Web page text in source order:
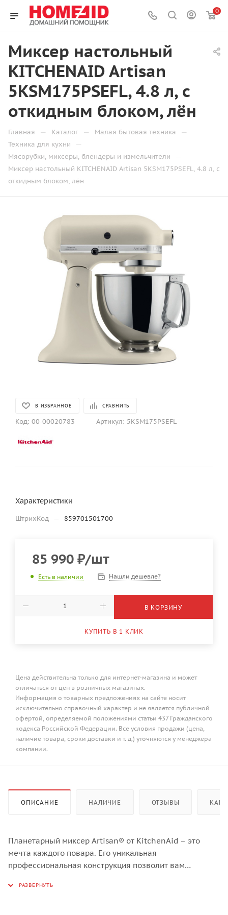
0
Миксер настольный
KITCHENAID Artisan
5KSM175PSEFL, 4.8 л, с
откидным блоком, лён
Главная — Каталог — Малая бытовая техника —
Техника для кухни —
Мясорубки, миксеры, блендеры и измельчители —
Миксер настольный KITCHENAID Artisan 5KSM175PSEFL, 4.8 л, с
откидным блоком, лён
В ИЗБРАННОЕ СРАВНИТЬ
Код: 00-00020783 Артикул: 5KSM175PSEFL
Характеристики
ШтрихКод — 859701501700
85 990 ₽/шт
Есть в наличии Нашли дешевле?
В КОРЗИНУ
КУПИТЬ В 1 КЛИК
Цена действительна только для интернет-магазина и может
отличаться от цен в розничных магазинах.
Информация о товарных предложениях на сайте носит
исключительно справочный характер и не является публичной
офертой, определяемой положениями статьи 437 Гражданского
кодекса Российской Федерации. Все условия продажи (цена,
наличие товара, сроки доставки и т. д.) уточняются у менеджера
компании.
ОПИСАНИЕ НАЛИЧИЕ ОТЗЫВЫ КАК
Планетарный миксер Artisan® от KitchenAid – это
мечта каждого повара. Его уникальная
профессиональная конструкция позволит вам
кулинарии. Широкий спектр дополнительный